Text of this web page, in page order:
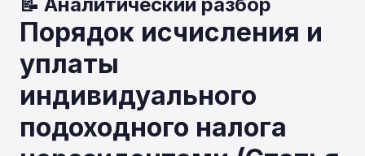
Порядок исчисления и
уплаты
индивидуального
подоходного налога